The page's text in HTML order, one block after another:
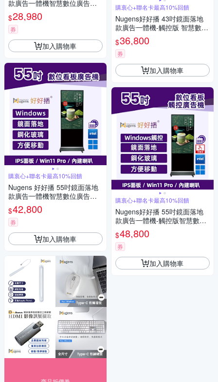
款廣告一體機智慧數位廣告看
板電子海報
$28,980
券
加入購物車
購衷心+聯名卡最高10%回饋
Nugens 好好播 55吋鏡面落地
款廣告一體機智慧數位廣告看
板電子海報
$42,800
券
加入購物車
購衷心+聯名卡最高10%回饋
Nugens好好播 43吋鏡面落地
款廣告一體機-觸控版 智慧數位
廣告看板電子海報
$36,800
券
加入購物車
購衷心+聯名卡最高10%回饋
Nugens好好播 55吋鏡面落地
款廣告一體機-觸控版智慧數位
廣告看板電子海報
$48,800
券
加入購物車